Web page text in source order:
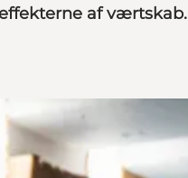
af værtskab.